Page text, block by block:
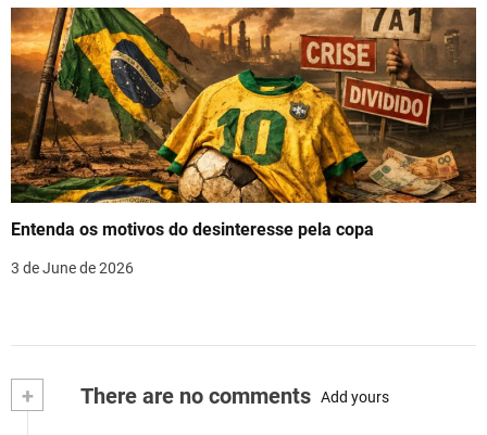
Entenda os motivos do desinteresse pela copa
3 de June de 2026
+ There are no comments Add yours